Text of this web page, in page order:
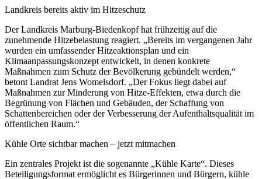
Landkreis bereits aktiv im Hitzeschutz
Der Landkreis Marburg-Biedenkopf hat frühzeitig auf die
zunehmende Hitzebelastung reagiert. „Bereits im vergangenen Jahr
wurden ein umfassender Hitzeaktionsplan und ein
Klimaanpassungskonzept entwickelt, in denen konkrete
Maßnahmen zum Schutz der Bevölkerung gebündelt werden,“
betont Landrat Jens Womelsdorf. „Der Fokus liegt dabei auf
Maßnahmen zur Minderung von Hitze-Effekten, etwa durch die
Begrünung von Flächen und Gebäuden, der Schaffung von
Schattenbereichen oder der Verbesserung der Aufenthaltsqualität im
öffentlichen Raum.“
Kühle Orte sichtbar machen – jetzt mitmachen
Ein zentrales Projekt ist die sogenannte „Kühle Karte“. Dieses
Beteiligungsformat ermöglicht es Bürgerinnen und Bürgern, kühle